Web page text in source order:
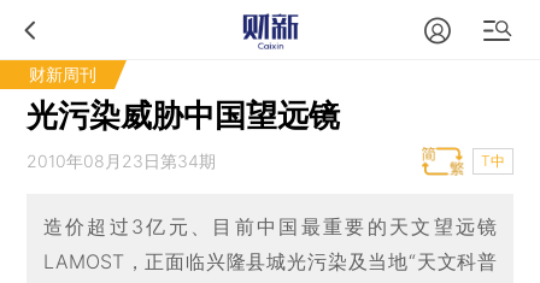
财新周刊
光污染威胁中国望远镜
2010年08月23日第34期 T中
造价超过3亿元、目前中国最重要的天文望远镜
LAMOST，正面临兴隆县城光污染及当地“天文科普